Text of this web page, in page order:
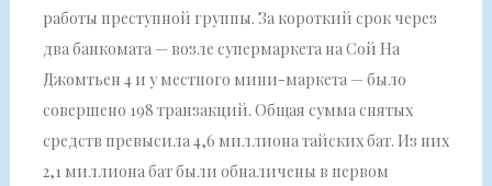
работы преступной группы. За короткий срок через
два банкомата — возле супермаркета на Сой На
Джомтьен 4 и у местного мини-маркета — было
совершено 198 транзакций. Общая сумма снятых
средств превысила 4,6 миллиона тайских бат. Из них
2,1 миллиона бат были обналичены в первом